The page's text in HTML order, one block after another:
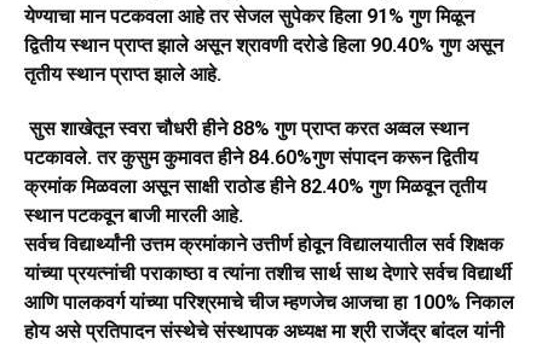
येण्याचा मान पटकवला आहे तर सेजल सुपेकर हिला 91% गुण मिळून
द्वितीय स्थान प्राप्त झाले असून श्रावणी दरोडे हिला 90.40% गुण असून
तृतीय स्थान प्राप्त झाले आहे.
सुस शाखेतून स्वरा चौधरी हीने 88% गुण प्राप्त करत अव्वल स्थान
पटकावले. तर कुसुम कुमावत हीने 84.60%गुण संपादन करून द्वितीय
क्रमांक मिळवला असून साक्षी राठोड हीने 82.40% गुण मिळवून तृतीय
स्थान पटकवून बाजी मारली आहे.
सर्वच विद्यार्थ्यांनी उत्तम क्रमांकाने उत्तीर्ण होवून विद्यालयातील सर्व शिक्षक
यांच्या प्रयत्नांची पराकाष्ठा व त्यांना तशीच सार्थ साथ देणारे सर्वच विद्यार्थी
आणि पालकवर्ग यांच्या परिश्रमाचे चीज म्हणजेच आजचा हा 100% निकाल
होय असे प्रतिपादन संस्थेचे संस्थापक अध्यक्ष मा श्री राजेंद्र बांदल यांनी